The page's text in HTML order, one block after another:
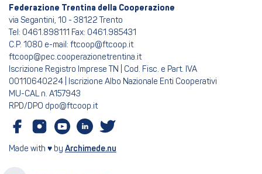
Federazione Trentina della Cooperazione
via Segantini, 10 - 38122 Trento
Tel: 0461.898111 Fax: 0461.985431
C.P. 1080 e-mail: ftcoop@ftcoop.it
ftcoop@pec.cooperazionetrentina.it
Iscrizione Registro Imprese TN | Cod. Fisc. e Part. IVA
00110640224 | Iscrizione Albo Nazionale Enti Cooperativi
MU-CAL n. A157943
RPD/DPO dpo@ftcoop.it
Made with ♥ by Archimede.nu